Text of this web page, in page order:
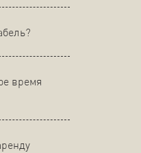
время